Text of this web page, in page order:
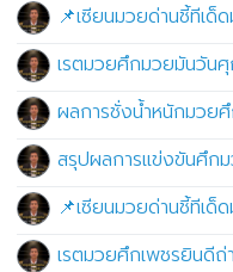
📌เซียนมวยด่านชี้ทีเ
เรตมวยศึกมวยมันวัน
ผลการชั่งน้ำหนักมวย
สรุปผลการแข่งขันศึก
📌เซียนมวยด่านชี้ทีเ
เรตมวยศึกเพชรยินดี